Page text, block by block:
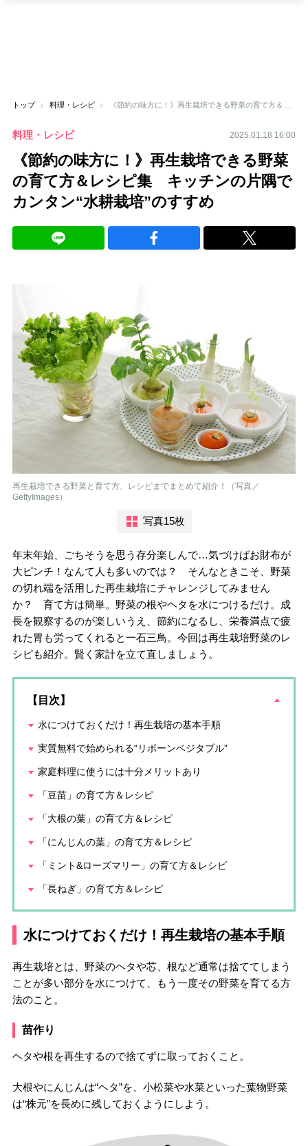
トップ 料理・レシピ
料理・レシピ 2025.01.18 16:00
《節約の味方に！》再生栽培できる野菜
の育て方＆レシピ集 キッチンの片隅で
カンタン“水耕栽培”のすすめ
再生栽培できる野菜と育て方、レシピまでまとめて紹介！（写真／
GettyImages）
写真15枚
年末年始、ごちそうを思う存分楽しんで…気づけばお財布が
大ピンチ！なんて人も多いのでは？ そんなときこそ、野菜
の切れ端を活用した再生栽培にチャレンジしてみません
か？ 育て方は簡単。野菜の根やヘタを水につけるだけ。成
長を観察するのが楽しいうえ、節約になるし、栄養満点で疲
れた胃も労ってくれると一石三鳥。今回は再生栽培野菜のレ
シピも紹介。賢く家計を立て直しましょう。
【目次】
水につけておくだけ！再生栽培の基本手順
実質無料で始められる“リボーンベジタブル”
家庭料理に使うには十分メリットあり
「豆苗」の育て方＆レシピ
「大根の葉」の育て方＆レシピ
「にんじんの葉」の育て方＆レシピ
「ミント&ローズマリー」の育て方＆レシピ
「長ねぎ」の育て方＆レシピ
水につけておくだけ！再生栽培の基本手順
再生栽培とは、野菜のヘタや芯、根など通常は捨ててしまう
ことが多い部分を水につけて、もう一度その野菜を育てる方
法のこと。
苗作り
ヘタや根を再生するので捨てずに取っておくこと。
大根やにんじんは“ヘタ”を、小松菜や水菜といった葉物野菜
は“株元”を長めに残しておくようにしよう。